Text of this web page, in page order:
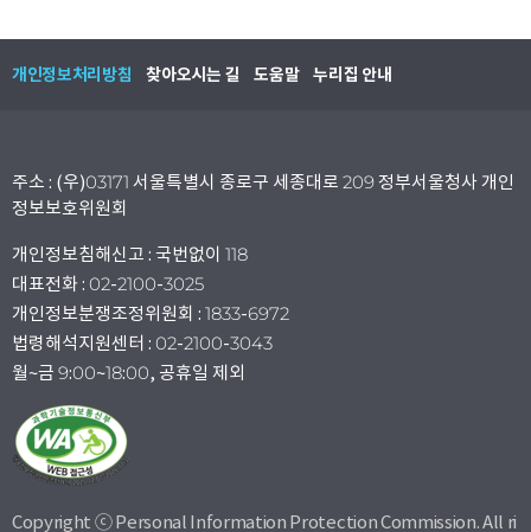
개인정보처리방침 찾아오시는 길 도움말 누리집 안내
주소 : (우)03171 서울특별시 종로구 세종대로 209 정부서울청사 개인
정보보호위원회
개인정보침해신고 : 국번없이 118
대표전화 : 02-2100-3025
개인정보분쟁조정위원회 : 1833-6972
법령해석지원센터 : 02-2100-3043
월~금 9:00~18:00, 공휴일 제외
Copyright ⓒ Personal Information Protection Commission. All ri